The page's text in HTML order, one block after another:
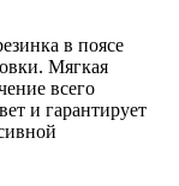
в поясе
Мягкая
всего
и гарантирует